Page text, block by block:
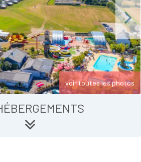
Next
voir toutes les photos